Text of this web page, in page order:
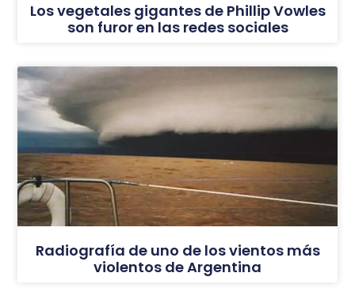
Los vegetales gigantes de Phillip Vowles
son furor en las redes sociales
Radiografía de uno de los vientos más
violentos de Argentina